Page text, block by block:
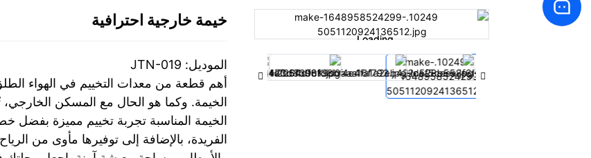
Loading...
Loading...
Loading...
Loading...
خيمة خارجية احترافية
الموديل: JTN-019
أهم قطعة من معدات التخييم في الهواء
الخيمة. وكما هو الحال مع المسكن
الخيمة المناسبة تجربة تخييم مميزة بفضل
الفريدة، بالإضافة إلى توفيرها مأوى من الرياح